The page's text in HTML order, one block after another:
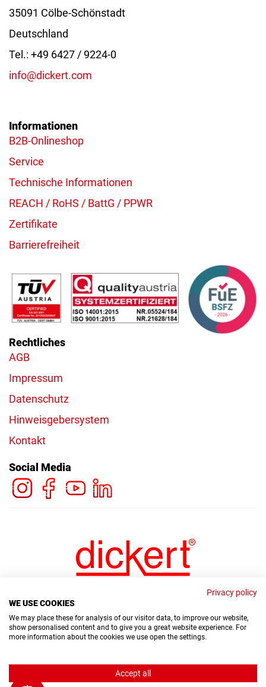
35091 Cölbe-Schönstadt
Deutschland
Tel.: +49 6427 / 9224-0
info@dickert.com
Informationen
B2B-Onlineshop
Service
Technische Informationen
REACH / RoHS / BattG / PPWR
Zertifikate
Barrierefreiheit
Rechtliches
AGB
Impressum
Datenschutz
Hinweisgebersystem
Kontakt
Social Media
© Copyright Dickert Electronic GmbH 2026
Hinweisgebersystem
Datenschutz
Privacy policy
WE USE COOKIES
We may place these for analysis of our visitor data, to improve our website,
show personalised content and to give you a great website experience. For
more information about the cookies we use open the settings.
Accept all